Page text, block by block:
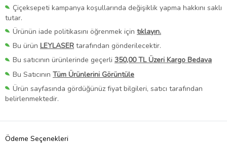
Çiçeksepeti kampanya koşullarında değişiklik yapma hakkını saklı
tutar.
Ürünün iade politikasını öğrenmek için tıklayın.
Bu ürün LEYLASER tarafından gönderilecektir.
Bu satıcının ürünlerinde geçerli 350,00 TL Üzeri Kargo Bedava
Bu Satıcının Tüm Ürünlerini Görüntüle
Ürün sayfasında gördüğünüz fiyat bilgileri, satıcı tarafından
belirlenmektedir.
Ödeme Seçenekleri